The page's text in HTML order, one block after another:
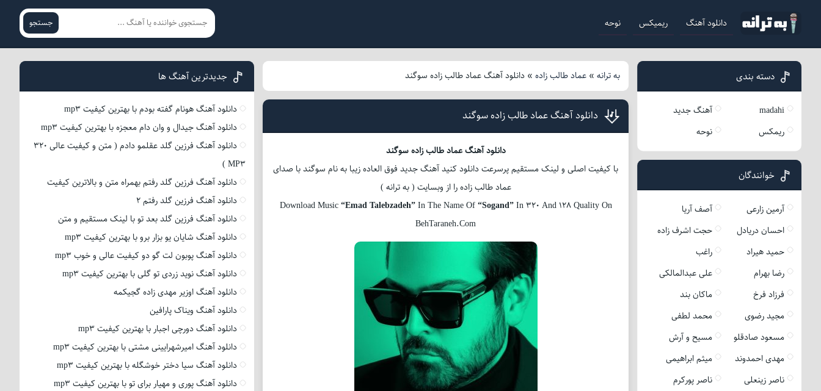
دانلود آهنگ ریمیکس نوحه جستجو
به ترانه» عماد طالب زاده» دانلود آهنگ عماد طالب زاده سوگند
دانلود آهنگ عماد طالب زاده سوگند
دانلود آهنگ عماد طالب زاده سوگند
با کیفیت اصلی و لینک مستقیم پرسرعت دانلود کنید آهنگ جدید فوق العاده زیبا به نام سوگند با صدای
عماد طالب زاده را از وبسایت ( به ترانه )
Download Music“Emad Talebzadeh”In The Name Of“Sogand”In 320 And 128 Quality On
BehTaraneh.Com
دسته بندی
madahi
آهنگ جدید
ریمکس
نوحه
خوانندگان
آرمین زارعی
آصف آریا
احسان دریادل
حجت اشرف زاده
حمید هیراد
راغب
رضا بهرام
علی عبدالمالکی
فرزاد فرخ
ماکان بند
مجید رضوی
محمد لطفی
مسعود صادقلو
مسیح و آرش
مهدی احمدوند
میثم ابراهیمی
ناصر زینعلی
ناصر پورکرم
جدیدترین آهنگ ها
دانلود آهنگ هونام گفته بودم با بهترین کیفیت mp3
دانلود آهنگ جیدال و وان دام معجزه با بهترین کیفیت mp3
دانلود آهنگ فرزین گلد عقلمو دادم ( متن و کیفیت عالی 320
MP3 )
دانلود آهنگ فرزین گلد رفتم بهمراه متن و بالاترین کیفیت
دانلود آهنگ فرزین گلد رفتم 2
دانلود آهنگ فرزین گلد بعد تو با لینک مستقیم و متن
دانلود آهنگ شایان یو بزار برو با بهترین کیفیت mp3
دانلود آهنگ پوبون لت گو دو کیفیت عالی و خوب mp3
دانلود آهنگ نوید زردی تو گلی با بهترین کیفیت mp3
دانلود آهنگ اوزیر مهدی زاده گجیکمه
دانلود آهنگ ویناک پارافین
دانلود آهنگ دورچی اجبار با بهترین کیفیت mp3
دانلود آهنگ امیرشهرایینی مشتی با بهترین کیفیت mp3
دانلود آهنگ سیا دختر خوشگله با بهترین کیفیت mp3
دانلود آهنگ پوری و مهیار برای تو با بهترین کیفیت mp3